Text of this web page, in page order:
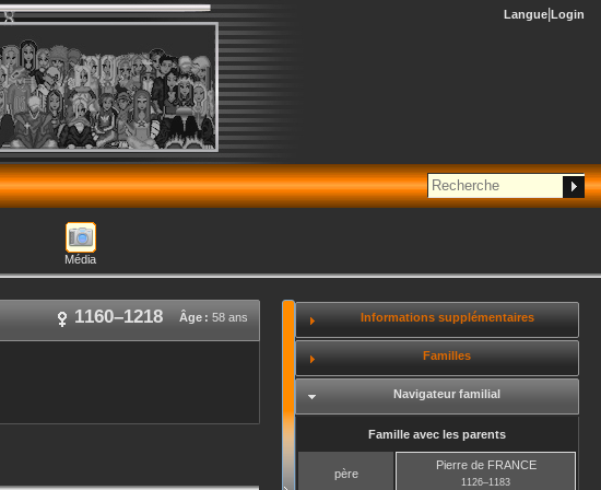
Langue Login
Média
Âge : 58 ans
1160–1218 Informations supplémentaires
Familles
Navigateur familial
Famille avec les parents
père
Pierrede FRANCE
1126–1183